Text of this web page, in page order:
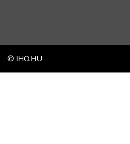
© IHO.HU